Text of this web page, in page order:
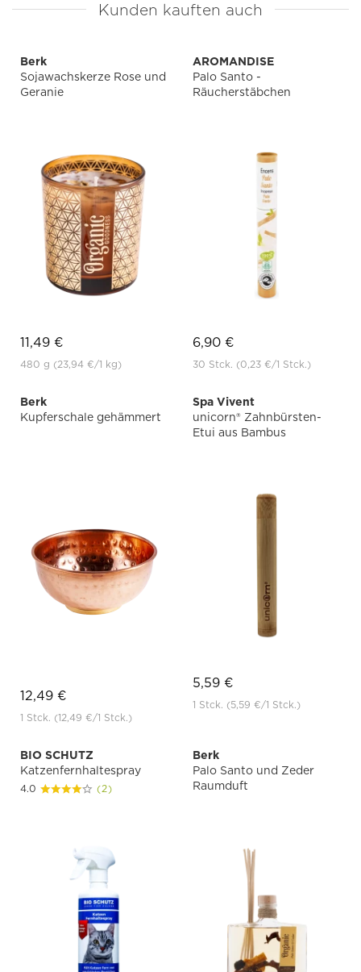
Kunden kauften auch
Berk
Sojawachskerze Rose und
Geranie
11,49 €
480 g (23,94 €/1 kg)
AROMANDISE
Palo Santo -
Räucherstäbchen
6,90 €
30 Stck. (0,23 €/1 Stck.)
Berk
Kupferschale gehämmert
12,49 €
1 Stck. (12,49 €/1 Stck.)
Spa Vivent
unicorn® Zahnbürsten-
Etui aus Bambus
5,59 €
1 Stck. (5,59 €/1 Stck.)
BIO SCHUTZ
Katzenfernhaltespray
4.0 (2)
Berk
Palo Santo und Zeder
Raumduft